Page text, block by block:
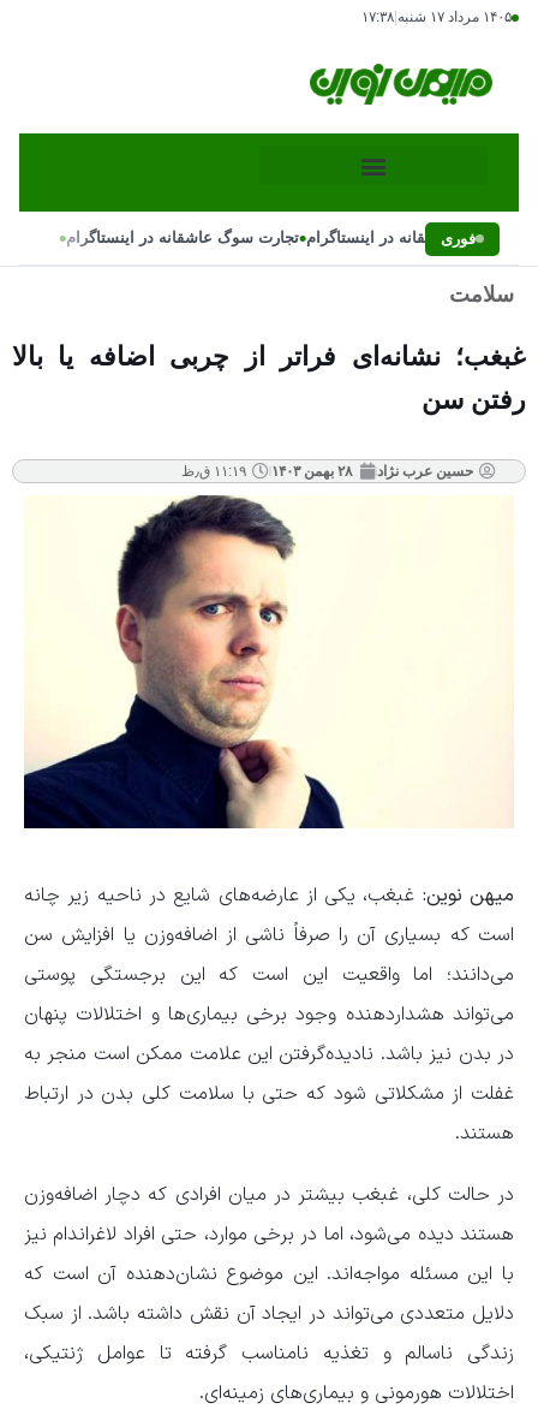
۱۴۰۵ مرداد ۱۷ شنبه ۱۷:۳۸
فوری
سوگ عاشقانه در اینستاگرام•تجارت سوگ عاشقانه در اینستاگرام•
سلامت
غبغب؛ نشانه‌ای فراتر از چربی اضافه یا بالا
رفتن سن
حسین عرب نژاد ۲۸ بهمن ۱۴۰۳ ۱۱:۱۹ ق٫ظ
میهن نوین: غبغب، یکی از عارضه‌های شایع در ناحیه زیر چانه
است که بسیاری آن را صرفاً ناشی از اضافه‌وزن یا افزایش سن
می‌دانند؛ اما واقعیت این است که این برجستگی پوستی
می‌تواند هشداردهنده وجود برخی بیماری‌ها و اختلالات پنهان
در بدن نیز باشد. نادیده‌گرفتن این علامت ممکن است منجر به
غفلت از مشکلاتی شود که حتی با سلامت کلی بدن در ارتباط
هستند.
در حالت کلی، غبغب بیشتر در میان افرادی که دچار اضافه‌وزن
هستند دیده می‌شود، اما در برخی موارد، حتی افراد لاغراندام نیز
با این مسئله مواجه‌اند. این موضوع نشان‌دهنده آن است که
دلایل متعددی می‌تواند در ایجاد آن نقش داشته باشد. از سبک
زندگی ناسالم و تغذیه نامناسب گرفته تا عوامل ژنتیکی،
اختلالات هورمونی و بیماری‌های زمینه‌ای.